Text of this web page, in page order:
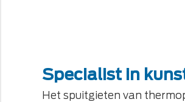
Specialist in
Het spuitgieten van